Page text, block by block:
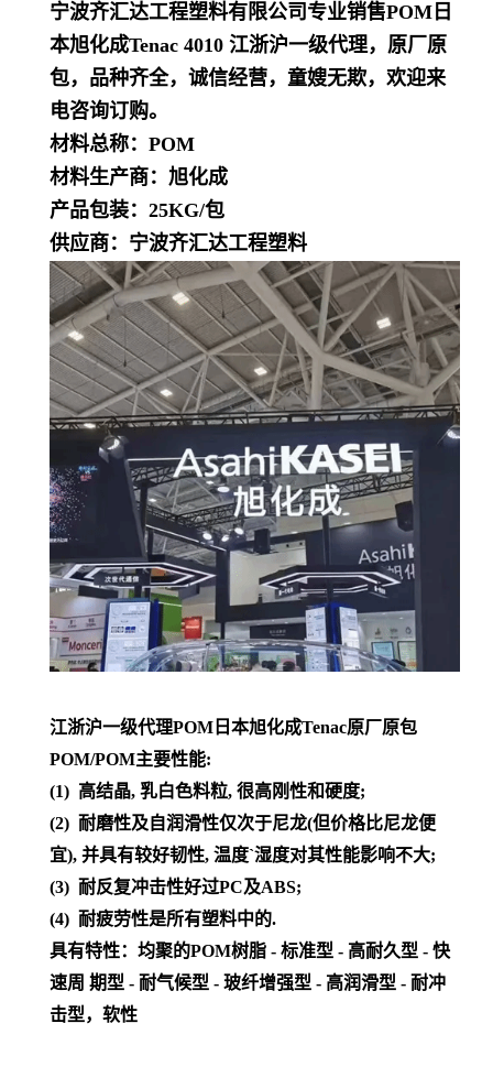
宁波齐汇达工程塑料有限公司专业销售POM日
本旭化成Tenac 4010 江浙沪一级代理，原厂原
包，品种齐全，诚信经营，童嫂无欺，欢迎来
电咨询订购。
材料总称：POM
材料生产商：旭化成
产品包装：25KG/包
供应商：宁波齐汇达工程塑料
江浙沪一级代理POM日本旭化成Tenac原厂原包
POM/POM主要性能:
(1) 高结晶, 乳白色料粒, 很高刚性和硬度;
(2) 耐磨性及自润滑性仅次于尼龙(但价格比尼龙便
宜), 并具有较好韧性, 温度`湿度对其性能影响不大;
(3) 耐反复冲击性好过PC及ABS;
(4) 耐疲劳性是所有塑料中的.
具有特性：均聚的POM树脂 - 标准型 - 高耐久型 - 快
速周 期型 - 耐气候型 - 玻纤增强型 - 高润滑型 - 耐冲
击型，软性